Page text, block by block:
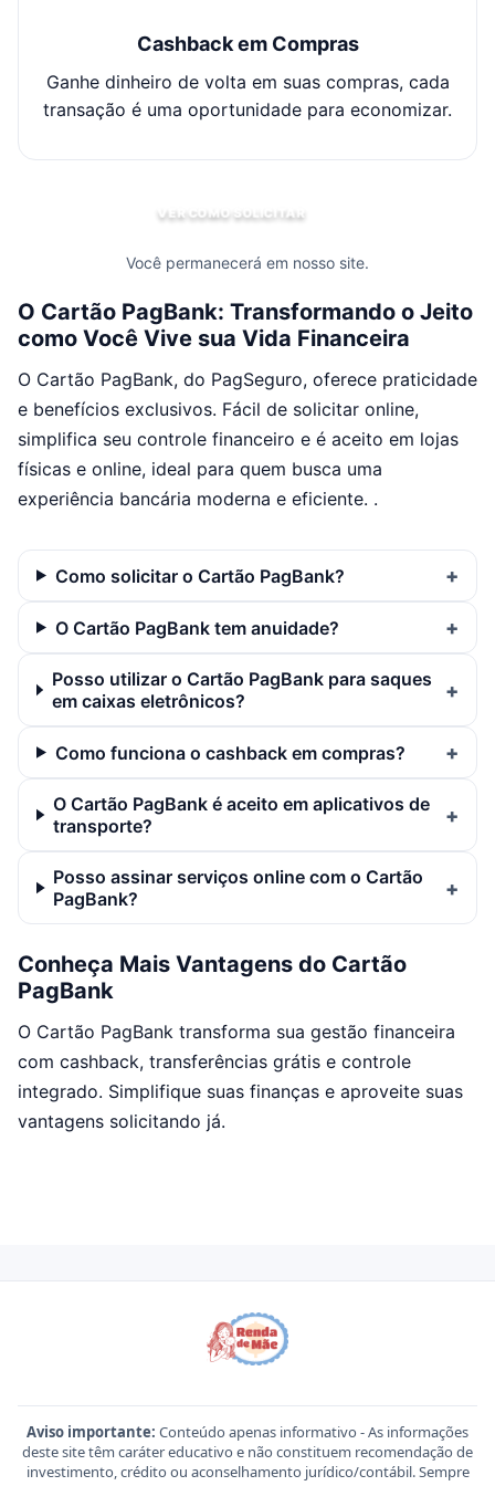
Cashback em Compras
Ganhe dinheiro de volta em suas compras, cada
transação é uma oportunidade para economizar.
VER COMO SOLICITAR
Você permanecerá em nosso site.
O Cartão PagBank: Transformando o Jeito
como Você Vive sua Vida Financeira
O Cartão PagBank, do PagSeguro, oferece praticidade
e benefícios exclusivos. Fácil de solicitar online,
simplifica seu controle financeiro e é aceito em lojas
físicas e online, ideal para quem busca uma
experiência bancária moderna e eficiente. .
Como solicitar o Cartão PagBank?
O Cartão PagBank tem anuidade?
Posso utilizar o Cartão PagBank para saques
em caixas eletrônicos?
Como funciona o cashback em compras?
O Cartão PagBank é aceito em aplicativos de
transporte?
Posso assinar serviços online com o Cartão
PagBank?
Conheça Mais Vantagens do Cartão
PagBank
O Cartão PagBank transforma sua gestão financeira
com cashback, transferências grátis e controle
integrado. Simplifique suas finanças e aproveite suas
vantagens solicitando já.
Aviso importante: Conteúdo apenas informativo - As informações
deste site têm caráter educativo e não constituem recomendação de
investimento, crédito ou aconselhamento jurídico/contábil. Sempre